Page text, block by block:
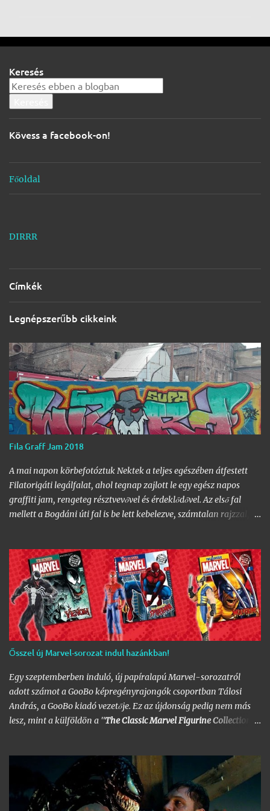
e
y
z
s
k
Keresés
Kövess a facebook-on!
Főoldal
DIRRR
Címkék
Legnépszerűbb cikkeink
Fila Graff Jam 2018
A mai napon körbefotóztuk Nektek a teljes egészében átfestett
Filatorigáti legálfalat, ahol tegnap zajlott le egy egész napos
graffiti jam, rengeteg résztvevővel és érdeklődővel. Az első fal
mellett a Bogdáni úti fal is be lett kebelezve, számtalan rajzzal, és
graffiti jam rajzaival!
Ősszel új Marvel-sorozat indul hazánkban!
Egy szeptemberben induló, új papíralapú Marvel-sorozatról
adott számot a GooBo képregényrajongók csoportban Tálosi
András, a GooBo kiadó vezetője. Ez az újdonság pedig nem más
lesz, mint a külföldön a "The Classic Marvel Figurine Collection
"
életpályájáról, egy róla mintázott ólomfigurával együtt.
Hazánkban már volt hasonló kaliberű próbálkozás a DC
figurákkal, de az a kísérlet hamar kudarcba fulladt, és kaszálták
a sorozatot. A kiadó ezúttal is az Eaglemoss lesz, a megjelenésre